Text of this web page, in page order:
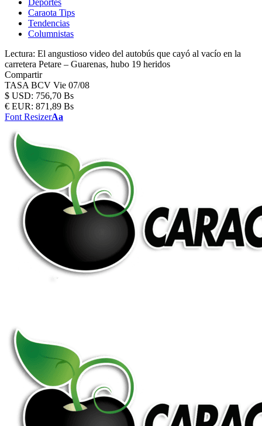
Deportes
Caraota Tips
Tendencias
Columnistas
Lectura: El angustioso video del autobús que cayó al vacío en la
carretera Petare – Guarenas, hubo 19 heridos
Compartir
TASA BCV Vie 07/08
$ USD: 756,70 Bs
€ EUR: 871,89 Bs
Font ResizerAa